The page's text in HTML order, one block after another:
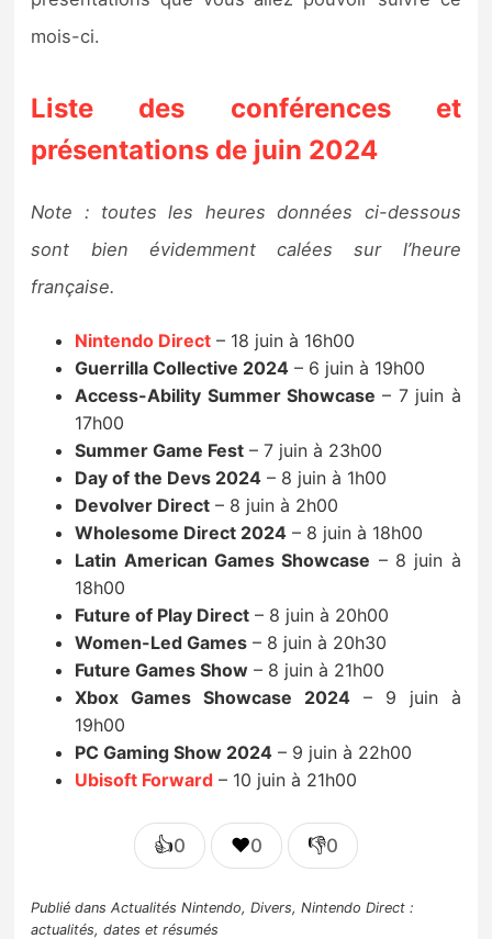
mois-ci.
Liste des conférences et
présentations de juin 2024
Note : toutes les heures données ci-dessous
sont bien évidemment calées sur l’heure
française.
Nintendo Direct – 18 juin à 16h00
Guerrilla Collective 2024 – 6 juin à 19h00
Access-Ability Summer Showcase – 7 juin à
17h00
Summer Game Fest – 7 juin à 23h00
Day of the Devs 2024 – 8 juin à 1h00
Devolver Direct – 8 juin à 2h00
Wholesome Direct 2024 – 8 juin à 18h00
Latin American Games Showcase – 8 juin à
18h00
Future of Play Direct – 8 juin à 20h00
Women-Led Games – 8 juin à 20h30
Future Games Show – 8 juin à 21h00
Xbox Games Showcase 2024 – 9 juin à
19h00
PC Gaming Show 2024 – 9 juin à 22h00
Ubisoft Forward – 10 juin à 21h00
👍0 ❤️0 👎0
Publié dansActualités Nintendo,Divers,Nintendo Direct :
actualités, dates et résumés